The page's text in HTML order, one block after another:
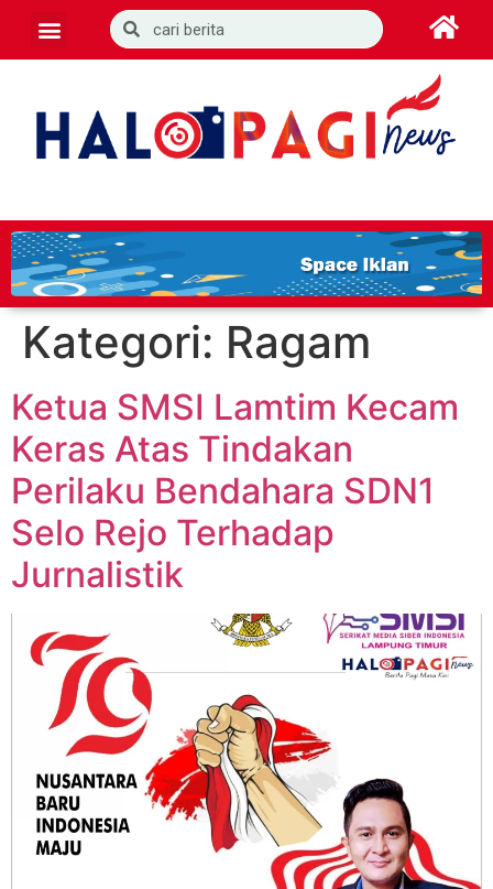
Kategori: Ragam
Ketua SMSI Lamtim Kecam
Keras Atas Tindakan
Perilaku Bendahara SDN1
Selo Rejo Terhadap
Jurnalistik